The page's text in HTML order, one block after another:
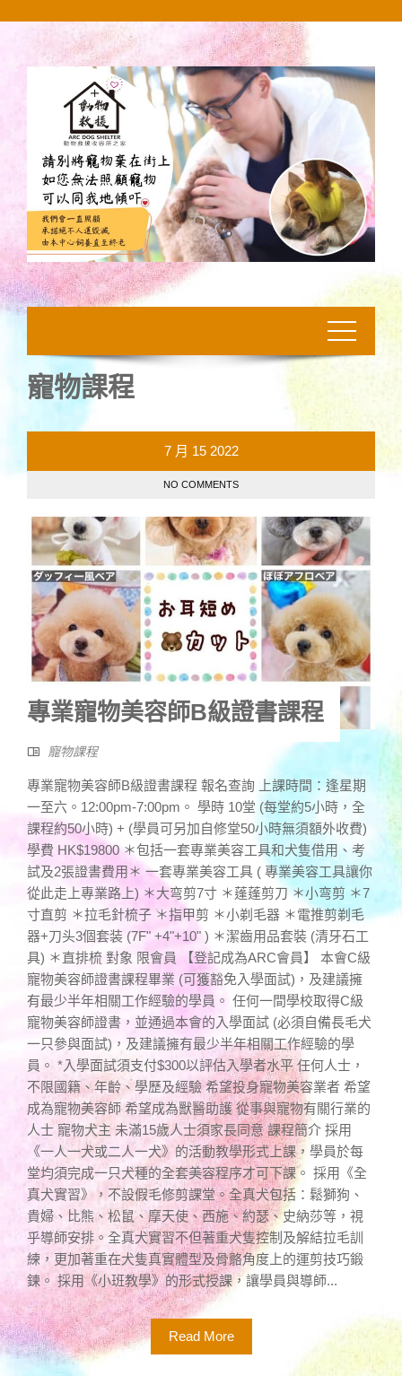
寵物課程
7 月 15 2022
NO COMMENTS
專業寵物美容師B級證書課程
寵物課程
專業寵物美容師B級證書課程 報名查詢 上課時間：逢星期
一至六。12:00pm-7:00pm。 學時 10堂 (每堂約5小時，全
課程約50小時) + (學員可另加自修堂50小時無須額外收費)
學費 HK$19800 ＊包括一套專業美容工具和犬隻借用、考
試及2張證書費用＊ 一套專業美容工具 ( 專業美容工具讓你
從此走上專業路上) ＊大弯剪7寸 ＊蓬蓬剪刀 ＊小弯剪 ＊7
寸直剪 ＊拉毛針梳子 ＊指甲剪 ＊小剃毛器 ＊電推剪剃毛
器+刀头3個套装 (7F" +4"+10" ) ＊潔齒用品套裝 (清牙石工
具) ＊直排梳 對象 限會員 【登記成為ARC會員】 本會C級
寵物美容師證書課程畢業 (可獲豁免入學面試)，及建議擁
有最少半年相關工作經驗的學員。 任何一間學校取得C級
寵物美容師證書，並通過本會的入學面試 (必須自備長毛犬
一只參與面試)，及建議擁有最少半年相關工作經驗的學
員。 *入學面試須支付$300以評估入學者水平 任何人士，
不限國籍、年齡、學歷及經驗 希望投身寵物美容業者 希望
成為寵物美容師 希望成為獸醫助護 從事與寵物有關行業的
人士 寵物犬主 未滿15歲人士須家長同意 課程簡介 採用
《一人一犬或二人一犬》的活動教學形式上課，學員於每
堂均須完成一只犬種的全套美容程序才可下課。 採用《全
真犬實習》，不設假毛修剪課堂。全真犬包括：鬆獅狗、
貴婦、比熊、松鼠、摩天使、西施、約瑟、史納莎等，視
乎導師安排。全真犬實習不但著重犬隻控制及解結拉毛訓
練，更加著重在犬隻真實體型及骨骼角度上的運剪技巧鍛
鍊。 採用《小班教學》的形式授課，讓學員與導師...
Read More